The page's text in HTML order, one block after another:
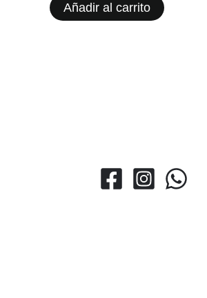
Añadir al carrito